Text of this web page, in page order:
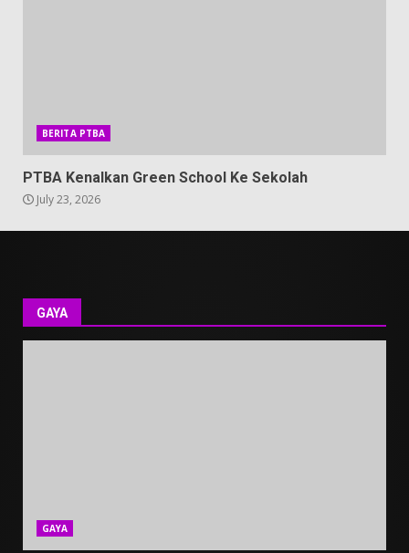
BERITA PTBA
PTBA Kenalkan Green School Ke Sekolah
July 23, 2026
GAYA
GAYA